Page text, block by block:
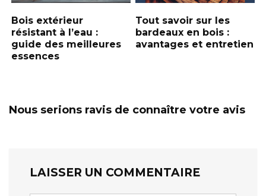
Bois extérieur
résistant à l’eau :
guide des meilleures
essences
Tout savoir sur les
bardeaux en bois :
avantages et entretien
Nous serions ravis de connaître votre avis
LAISSER UN COMMENTAIRE